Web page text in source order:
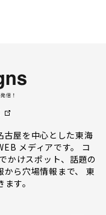
屋を中心とした東海
メディアです。 コ
かけスポット、話題の
ら穴場情報まで、 東
す。